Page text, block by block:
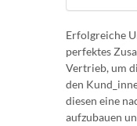
Erfolgreiche
perfektes
Vertrieb, um
den
diesen eine
aufzubauen